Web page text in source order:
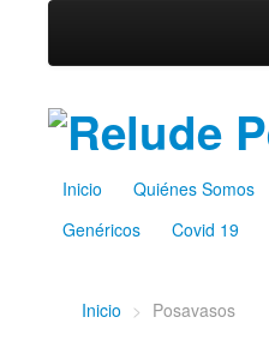
Quiénes Somos
Publicitarios
Genéricos
Contacto
Inicio Quiénes Somos
Genéricos
Covid 19
Inicio > Posavasos